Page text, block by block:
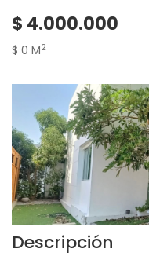
$ 4.000.000
$ 0 M2
Descripción